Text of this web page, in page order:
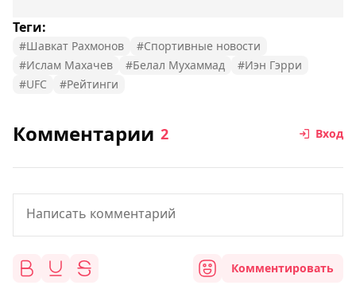
Теги:
#Шавкат Рахмонов
#Спортивные новости
#Ислам Махачев
#Белал Мухаммад
#Иэн Гэрри
#UFC
#Рейтинги
Комментарии 2 Вход
Комментировать